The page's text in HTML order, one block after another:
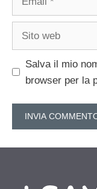
Salva il mio
browser per la